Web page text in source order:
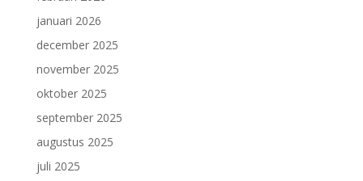
januari 2026
december 2025
november 2025
oktober 2025
september 2025
augustus 2025
juli 2025